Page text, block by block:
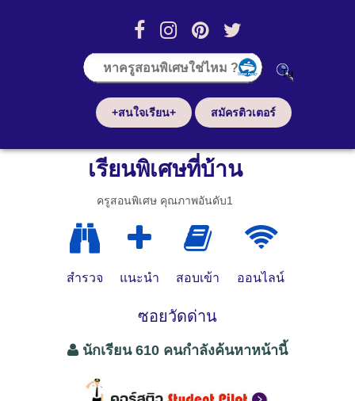
+สนใจเรียน+ สมัครติวเตอร์
เรียนพิเศษที่บ้าน
ครูสอนพิเศษ คุณภาพอันดับ1
สำรวจ แนะนำ สอบเข้า ออนไลน์
ซอยวัดด่าน
นักเรียน 610 คนกำลังค้นหาหน้านี้